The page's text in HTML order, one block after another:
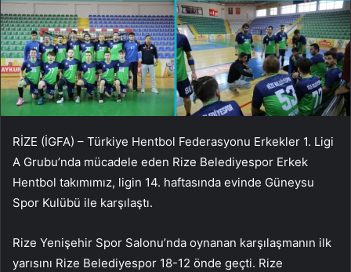
RİZE (İGFA) – Türkiye Hentbol Federasyonu Erkekler 1. Ligi
A Grubu’nda mücadele eden Rize Belediyespor Erkek
Hentbol takımımız, ligin 14. haftasında evinde Güneysu
Spor Kulübü ile karşılaştı.
Rize Yenişehir Spor Salonu’nda oynanan karşılaşmanın ilk
yarısını Rize Belediyespor 18-12 önde geçti. Rize